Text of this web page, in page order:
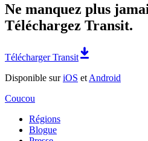
Ne manquez plus
Téléchargez Transit.
Télécharger Transit
Disponible suriOS et Android
Coucou
Régions
Blogue